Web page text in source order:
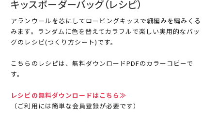
キッスボーダーバッグ（レシピ）
アランウールを芯にしてロービングキッスで細編みを編みくる
みます。ランダムに色を替えてカラフルで楽しい実用的なバッ
グのレシピ(つくり方シート)です。
こちらのレシピは、無料ダウンロードPDFのカラーコピーで
す。
レシピの無料ダウンロードはこちら≫
（ご利用には簡単な会員登録が必要です）